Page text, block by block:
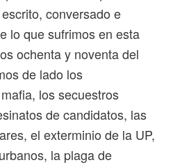
conversado e
lo que sufrimos en esta
ochenta y noventa del
de lado los
los secuestros
de candidatos, las
el exterminio de la UP,
la plaga de